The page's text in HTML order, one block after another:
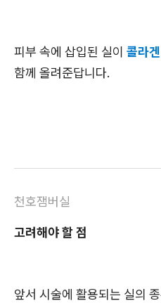
피부 속에 삽입된 실이 콜라
함께 올려준답니다.
천호잼버실
고려해야 할 점
앞서 시술에 활용되는 실의